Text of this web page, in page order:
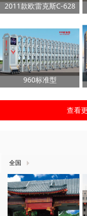
全国
查看
2011款欧雷克斯C-628
960标准型
查看